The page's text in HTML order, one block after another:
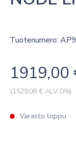
Tuotenumero:
1919,00
(1529,08 € ALV 0%)
Varasto loppu